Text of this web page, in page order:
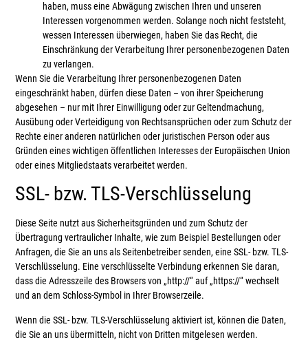
haben, muss eine Abwägung zwischen Ihren und unseren
Interessen vorgenommen werden. Solange noch nicht feststeht,
wessen Interessen überwiegen, haben Sie das Recht, die
Einschränkung der Verarbeitung Ihrer personenbezogenen Daten
zu verlangen.
Wenn Sie die Verarbeitung Ihrer personenbezogenen Daten
eingeschränkt haben, dürfen diese Daten – von ihrer Speicherung
abgesehen – nur mit Ihrer Einwilligung oder zur Geltendmachung,
Ausübung oder Verteidigung von Rechtsansprüchen oder zum Schutz der
Rechte einer anderen natürlichen oder juristischen Person oder aus
Gründen eines wichtigen öffentlichen Interesses der Europäischen Union
oder eines Mitgliedstaats verarbeitet werden.
SSL- bzw. TLS-Verschlüsselung
Diese Seite nutzt aus Sicherheitsgründen und zum Schutz der
Übertragung vertraulicher Inhalte, wie zum Beispiel Bestellungen oder
Anfragen, die Sie an uns als Seitenbetreiber senden, eine SSL- bzw. TLS-
Verschlüsselung. Eine verschlüsselte Verbindung erkennen Sie daran,
dass die Adresszeile des Browsers von „http://“ auf „https://“ wechselt
und an dem Schloss-Symbol in Ihrer Browserzeile.
Wenn die SSL- bzw. TLS-Verschlüsselung aktiviert ist, können die Daten,
die Sie an uns übermitteln, nicht von Dritten mitgelesen werden.